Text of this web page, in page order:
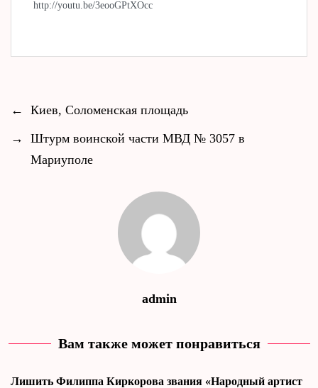
http://youtu.be/3eooGPtXOcc
←
Киев, Соломенская площадь
→
Штурм воинской части МВД № 3057 в
Мариуполе
admin
Вам также может понравиться
Лишить Филиппа Киркорова звания «Народный артист